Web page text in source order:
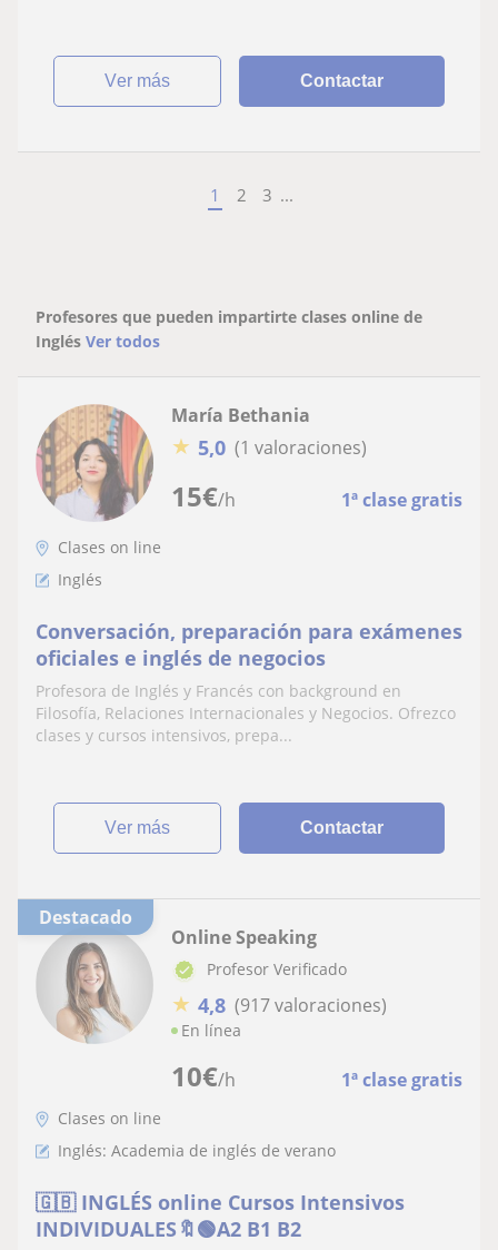
ver más Contactar
1 2 3 ...
Profesores que pueden impartirte clases online de
Inglés Ver todos
15€/h 1ª clase gratis
María Bethania
★ 5,0 (1 valoraciones)
Clases on line
Inglés
Conversación, preparación para exámenes
oficiales e inglés de negocios
Profesora de Inglés y Francés con background en
Filosofía, Relaciones Internacionales y Negocios. Ofrezco
clases y cursos intensivos, prepa...
ver más Contactar
Destacado
10€/h 1ª clase gratis
Online Speaking
Profesor Verificado
★ 4,8 (917 valoraciones)
En línea
Clases on line
Inglés: Academia de inglés de verano
🇬🇧 INGLÉS online Cursos Intensivos
INDIVIDUALES🔖🟢A2 B1 B2